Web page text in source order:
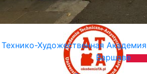
Технико-Художественная
Варшаве